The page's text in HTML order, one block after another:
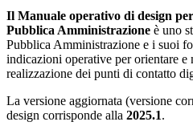
Il Manuale operativo di design
Pubblica Amministrazione è uno
Pubblica Amministrazione e i suoi
indicazioni operative per orientare e
realizzazione dei punti di contatto
La versione aggiornata (versione
design corrisponde alla 2025.1.